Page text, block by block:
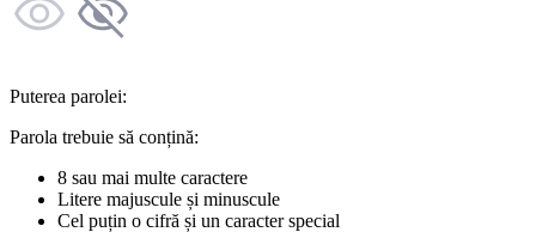
Puterea parolei:
Parola trebuie să conțină:
8 sau mai multe caractere
Litere majuscule și minuscule
Cel puțin o cifră și un caracter special